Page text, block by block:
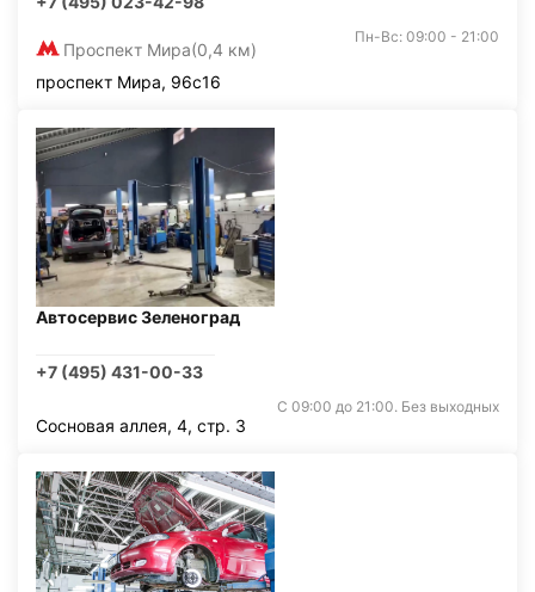
Проспект Мира(0,4 км)
Пн-Вс: 09:00 - 21:00
проспект Мира, 96с16
Автосервис Зеленоград
+7 (495) 431-00-33
С 09:00 до 21:00. Без выходных
Сосновая аллея, 4, стр. 3